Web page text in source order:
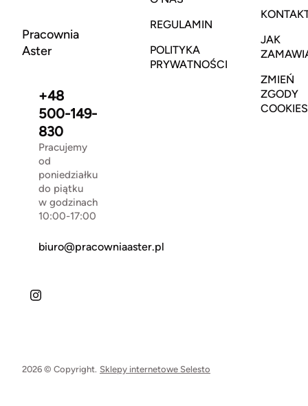
Pracownia
Aster
+48
500-149-
830
Pracujemy
od
poniedziałku
do piątku
w godzinach
10:00-17:00
biuro@pracowniaaster.pl
REGULAMIN
POLITYKA
PRYWATNOŚCI
JAK
ZMIEŃ
ZGODY
COOKIES
2026 © Copyright. Sklepy internetowe Selesto